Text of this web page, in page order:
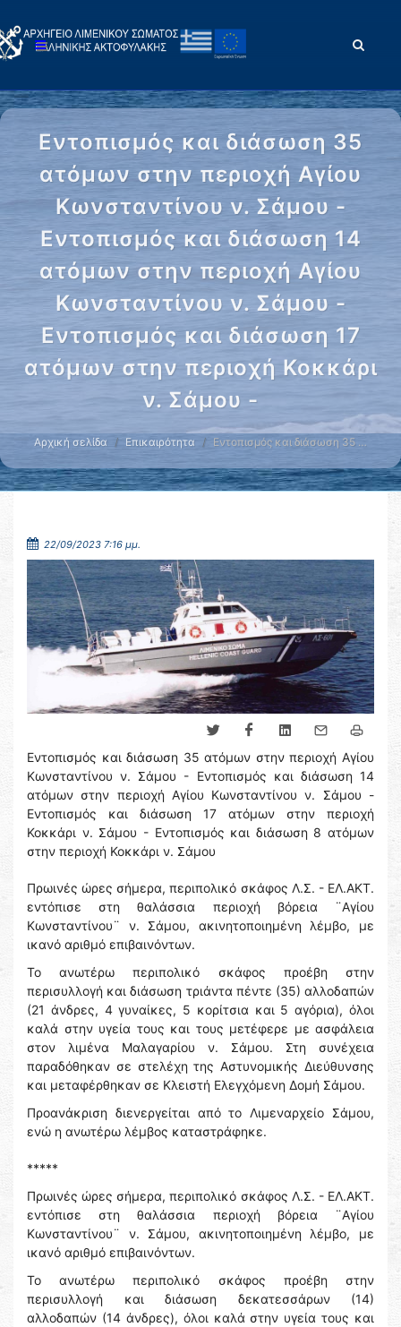
Εντοπισμός και διάσωση 35
ατόμων στην περιοχή Αγίου
Κωνσταντίνου ν. Σάμου -
Εντοπισμός και διάσωση 14
ατόμων στην περιοχή Αγίου
Κωνσταντίνου ν. Σάμου -
Εντοπισμός και διάσωση 17
ατόμων στην περιοχή Κοκκάρι
ν. Σάμου -
Αρχική σελίδα Επικαιρότητα Εντοπισμός και διάσωση 35 …
22/09/2023 7:16 μμ.
Εντοπισμός και διάσωση 35 ατόμων στην περιοχή Αγίου
Κωνσταντίνου ν. Σάμου - Εντοπισμός και διάσωση 14
ατόμων στην περιοχή Αγίου Κωνσταντίνου ν. Σάμου -
Εντοπισμός και διάσωση 17 ατόμων στην περιοχή
Κοκκάρι ν. Σάμου - Εντοπισμός και διάσωση 8 ατόμων
στην περιοχή Κοκκάρι ν. Σάμου
Πρωινές ώρες σήμερα, περιπολικό σκάφος Λ.Σ. - ΕΛ.ΑΚΤ.
εντόπισε στη θαλάσσια περιοχή βόρεια ¨Αγίου
Κωνσταντίνου¨ ν. Σάμου, ακινητοποιημένη λέμβο, με
ικανό αριθμό επιβαινόντων.
Το ανωτέρω περιπολικό σκάφος προέβη στην
περισυλλογή και διάσωση τριάντα πέντε (35) αλλοδαπών
(21 άνδρες, 4 γυναίκες, 5 κορίτσια και 5 αγόρια), όλοι
καλά στην υγεία τους και τους μετέφερε με ασφάλεια
στον λιμένα Μαλαγαρίου ν. Σάμου. Στη συνέχεια
παραδόθηκαν σε στελέχη της Αστυνομικής Διεύθυνσης
και μεταφέρθηκαν σε Κλειστή Ελεγχόμενη Δομή Σάμου.
Προανάκριση διενεργείται από το Λιμεναρχείο Σάμου,
ενώ η ανωτέρω λέμβος καταστράφηκε.
*****
Πρωινές ώρες σήμερα, περιπολικό σκάφος Λ.Σ. - ΕΛ.ΑΚΤ.
εντόπισε στη θαλάσσια περιοχή βόρεια ¨Αγίου
Κωνσταντίνου¨ ν. Σάμου, ακινητοποιημένη λέμβο, με
ικανό αριθμό επιβαινόντων.
Το ανωτέρω περιπολικό σκάφος προέβη στην
περισυλλογή και διάσωση δεκατεσσάρων (14)
αλλοδαπών (14 άνδρες), όλοι καλά στην υγεία τους και